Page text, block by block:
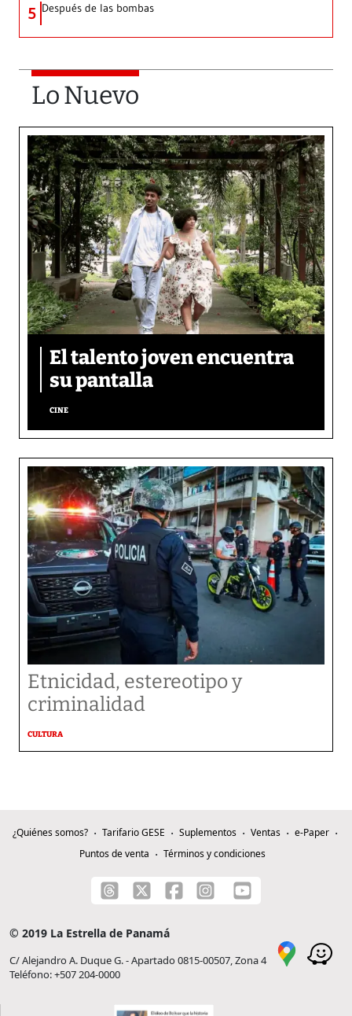
5 Después de las bombas
Lo Nuevo
El talento joven encuentra
su pantalla​
CINE
Etnicidad, estereotipo y
criminalidad
CULTURA
¿Quiénes somos? Tarifario GESE Suplementos Ventas
e-Paper
Puntos de venta
Términos y condiciones
© 2019 La Estrella de Panamá
C/ Alejandro A. Duque G. - Apartado 0815-00507, Zona 4
Teléfono: +507 204-0000